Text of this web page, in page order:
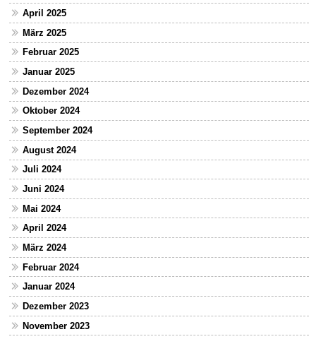
April 2025
März 2025
Februar 2025
Januar 2025
Dezember 2024
Oktober 2024
September 2024
August 2024
Juli 2024
Juni 2024
Mai 2024
April 2024
März 2024
Februar 2024
Januar 2024
Dezember 2023
November 2023